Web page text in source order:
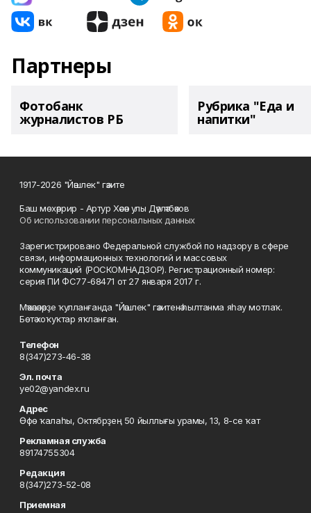
Партнеры
Фотобанк
журналистов РБ
Рубрика "Еда и
напитки"
1917-2026 "Йәшлек" гәзите
Баш мөхәррир - Артур Хәсән улы Дәүләтбәков
Об использовании персональных данных
Зарегистрировано Федеральной службой по надзору в сфере
связи, информационных технологий и массовых
коммуникаций (РОСКОМНАДЗОР). Регистрационный номер:
серия ПИ ФС77-68471 от 27 января 2017 г.
Мәҡәләләрҙе ҡулланғанда "Йәшлек" гәзитенә һылтанма яһау мотлаҡ.
Бөтә хоҡуҡтар яҡланған.
Телефон
8(347)273-46-38
Эл. почта
ye02@yandex.ru
Адрес
Өфө ҡалаһы, Октябрҙең 50 йыллығы урамы, 13, 8-се ҡат
Рекламная служба
89174755304
Редакция
8(347)273-52-08
Приемная